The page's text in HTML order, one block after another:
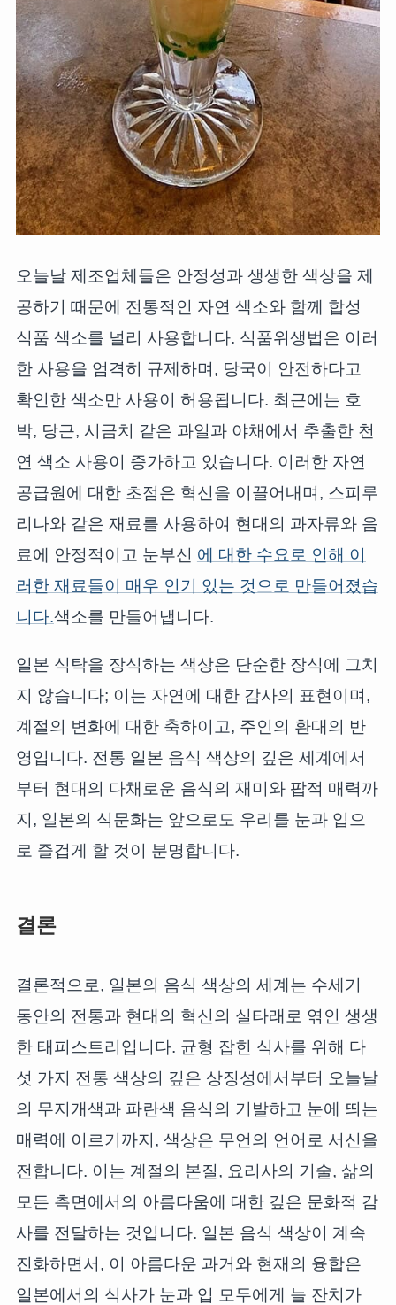
오늘날 제조업체들은 안정성과 생생한 색상을 제
공하기 때문에 전통적인 자연 색소와 함께 합성
식품 색소를 널리 사용합니다. 식품위생법은 이러
한 사용을 엄격히 규제하며, 당국이 안전하다고
확인한 색소만 사용이 허용됩니다. 최근에는 호
박, 당근, 시금치 같은 과일과 야채에서 추출한 천
연 색소 사용이 증가하고 있습니다. 이러한 자연
공급원에 대한 초점은 혁신을 이끌어내며, 스피루
리나와 같은 재료를 사용하여 현대의 과자류와 음
료에 안정적이고 눈부신 에 대한 수요로 인해 이
러한 재료들이 매우 인기 있는 것으로 만들어졌습
니다.색소를 만들어냅니다.
일본 식탁을 장식하는 색상은 단순한 장식에 그치
지 않습니다; 이는 자연에 대한 감사의 표현이며,
계절의 변화에 대한 축하이고, 주인의 환대의 반
영입니다. 전통 일본 음식 색상의 깊은 세계에서
부터 현대의 다채로운 음식의 재미와 팝적 매력까
지, 일본의 식문화는 앞으로도 우리를 눈과 입으
로 즐겁게 할 것이 분명합니다.
결론
결론적으로, 일본의 음식 색상의 세계는 수세기
동안의 전통과 현대의 혁신의 실타래로 엮인 생생
한 태피스트리입니다. 균형 잡힌 식사를 위해 다
섯 가지 전통 색상의 깊은 상징성에서부터 오늘날
의 무지개색과 파란색 음식의 기발하고 눈에 띄는
매력에 이르기까지, 색상은 무언의 언어로 서신을
전합니다. 이는 계절의 본질, 요리사의 기술, 삶의
모든 측면에서의 아름다움에 대한 깊은 문화적 감
사를 전달하는 것입니다. 일본 음식 색상이 계속
진화하면서, 이 아름다운 과거와 현재의 융합은
일본에서의 식사가 눈과 입 모두에게 늘 잔치가